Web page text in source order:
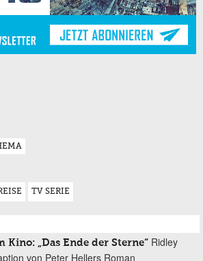
TV SERIE
Kino: „Das Ende der Sterne“ Ridley
von Peter Hellers Roman